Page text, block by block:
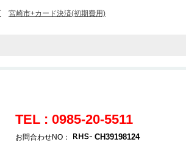
宮崎市+カード決済(初期費用)
TEL : 0985-20-5511
お問合わせNO： CH39198124